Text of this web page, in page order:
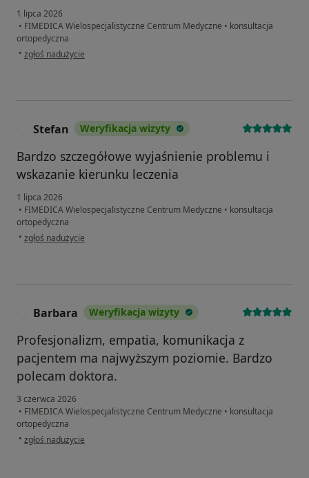
1 lipca 2026
• FIMEDICA Wielospecjalistyczne Centrum Medyczne • konsultacja
ortopedyczna
• w opinii użytkownika Teresa
zgłoś nadużycie
Stefan Weryfikacja wizyty
Bardzo szczegółowe wyjaśnienie problemu i
wskazanie kierunku leczenia
1 lipca 2026
• FIMEDICA Wielospecjalistyczne Centrum Medyczne • konsultacja
ortopedyczna
• w opinii użytkownika Stefan
zgłoś nadużycie
Barbara Weryfikacja wizyty
Profesjonalizm, empatia, komunikacja z
pacjentem ma najwyższym poziomie. Bardzo
polecam doktora.
3 czerwca 2026
• FIMEDICA Wielospecjalistyczne Centrum Medyczne • konsultacja
ortopedyczna
• w opinii użytkownika Barbara
zgłoś nadużycie